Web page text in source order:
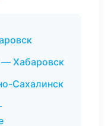
— Хабаровск
Сахалинск